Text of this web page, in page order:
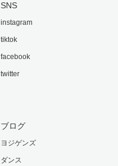
SNS
instagram
tiktok
facebook
twitter
ブログ
ヨジゲンズ
ダンス